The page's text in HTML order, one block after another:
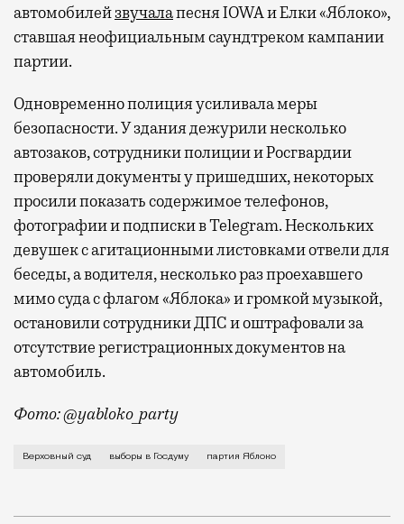
автомобилейзвучалапесня IOWA и Елки «Яблоко»,
ставшая неофициальным саундтреком кампании
партии.
Одновременно полиция усиливала меры
безопасности. У здания дежурили несколько
автозаков, сотрудники полиции и Росгвардии
проверяли документы у пришедших, некоторых
просили показать содержимое телефонов,
фотографии и подписки в Telegram. Нескольких
девушек с агитационными листовками отвели для
беседы, а водителя, несколько раз проехавшего
мимо суда с флагом «Яблока» и громкой музыкой,
остановили сотрудники ДПС и оштрафовали за
отсутствие регистрационных документов на
автомобиль.
Фото: @yabloko_party
Таким образом, суд удовлетворил иск партии
Верховный суд выборы в Госдуму партия Яблоко